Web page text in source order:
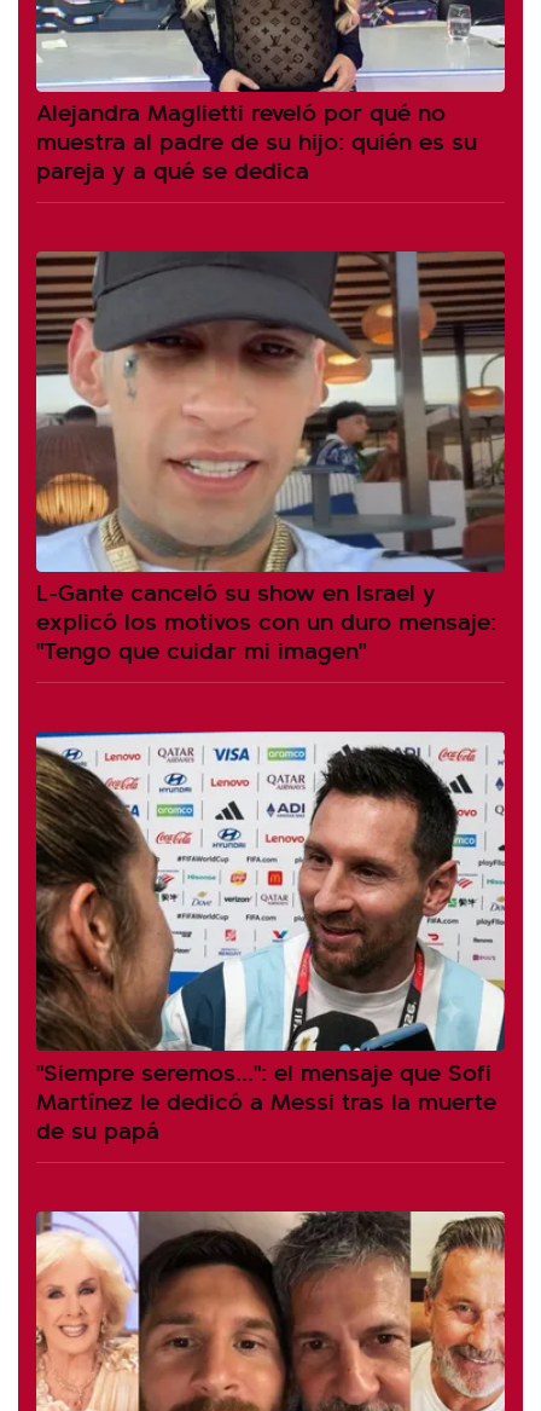
Alejandra Maglietti reveló por qué no
muestra al padre de su hijo: quién es su
pareja y a qué se dedica
L-Gante canceló su show en Israel y
explicó los motivos con un duro mensaje:
"Tengo que cuidar mi imagen"
"Siempre seremos...": el mensaje que Sofi
Martínez le dedicó a Messi tras la muerte
de su papá